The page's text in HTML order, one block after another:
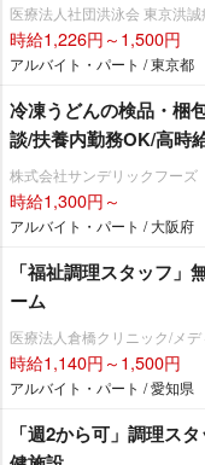
医療法人社団洪泳会 東京洪誠
時給1,226円～1,500円
アルバイト・パート / 東京都
冷凍うどんの検品・梱
談/扶養内勤務OK/高時
株式会社サンデリックフーズ
時給1,300円～
アルバイト・パート / 大阪府
「福祉調理スタッフ
ーム
医療法人倉橋クリニック/メ
時給1,140円～1,500円
アルバイト・パート / 愛知県
「週2から可」調理ス